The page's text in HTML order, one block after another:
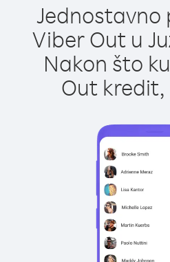
Jednostavno
Viber Out u
Nakon što
Out kredit,